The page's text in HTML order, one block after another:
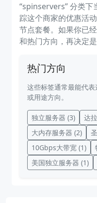
“spinservers” 分类下
踪这个商家的优惠活
节点套餐。如果你已
和热门方向，再决定
热门方向
这些标签通常最能代
或用途方向。
独立服务器 (3) 达
大内存服务器 (2)
10Gbps大带宽 (1)
美国独立服务器 (1)